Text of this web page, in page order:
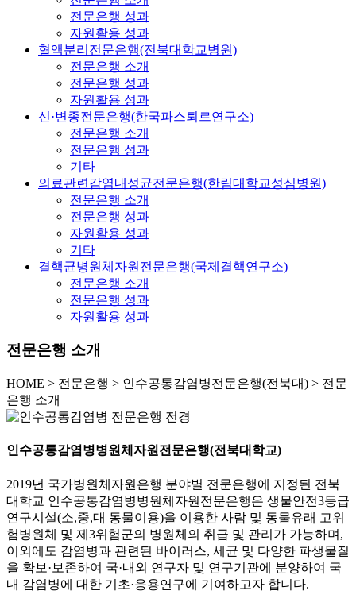
전문은행 성과
자원활용 성과
혈액분리전문은행(전북대학교병원)
전문은행 소개
전문은행 성과
자원활용 성과
신·변종전문은행(한국파스퇴르연구소)
전문은행 소개
전문은행 성과
기타
의료관련감염내성균전문은행(한림대학교성심병원)
전문은행 소개
전문은행 성과
자원활용 성과
기타
결핵균병원체자원전문은행(국제결핵연구소)
전문은행 소개
전문은행 성과
자원활용 성과
전문은행 소개
HOME > 전문은행 > 인수공통감염병전문은행(전북대) > 전문
은행 소개
인수공통감염병병원체자원전문은행(전북대학교)
2019년 국가병원체자원은행 분야별 전문은행에 지정된 전북
대학교 인수공통감염병병원체자원전문은행은 생물안전3등급
연구시설(소,중,대 동물이용)을 이용한 사람 및 동물유래 고위
험병원체 및 제3위험군의 병원체의 취급 및 관리가 가능하며,
이외에도 감염병과 관련된 바이러스, 세균 및 다양한 파생물질
을 확보·보존하여 국·내외 연구자 및 연구기관에 분양하여 국
내 감염병에 대한 기초·응용연구에 기여하고자 합니다.